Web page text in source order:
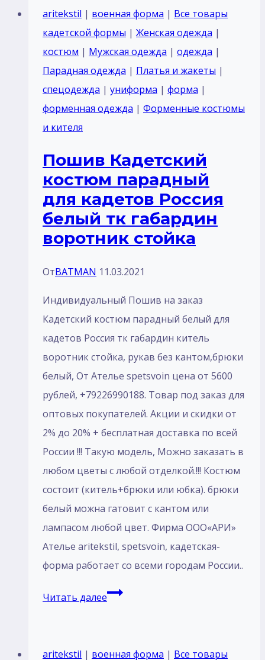
парадный
для
кадетов
Россия
белый
тк
стойка
без
отделка
aritekstil | военная форма | Все товары
кадетской формы | Женская одежда |
костюм | Мужская одежда | одежда |
Парадная одежда | Платья и жакеты |
спецодежда | униформа | форма |
форменная одежда | Форменные костюмы
и кителя
Пошив Кадетский
костюм парадный
для кадетов Россия
белый тк габардин
воротник стойка
ОтBATMAN 11.03.2021
Индивидуальный Пошив на заказ
Кадетский костюм парадный белый для
кадетов Россия тк габардин китель
воротник стойка, рукав без кантом,брюки
белый, От Ателье spetsvoin цена от 5600
рублей, +79226990188. Товар под заказ для
оптовых покупателей. Акции и скидки от
2% до 20% + бесплатная доставка по всей
России !!! Такую модель, Mожно заказать в
любом цветы с любой отделкой.!!! Костюм
состоит (китель+брюки или юбка). брюки
белый можна гатовит с кантом или
лампасом любой цвет. Фирма ООО«АРИ»
Ателье aritekstil, spetsvoin, кадетская-
форма работает со всеми городам России..
Читать далееПошив
парадный
aritekstil | военная форма | Все товары